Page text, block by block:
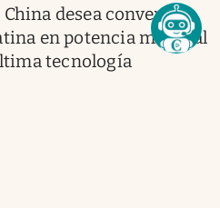
China desea convertir a
en potencia mundial
tecnología